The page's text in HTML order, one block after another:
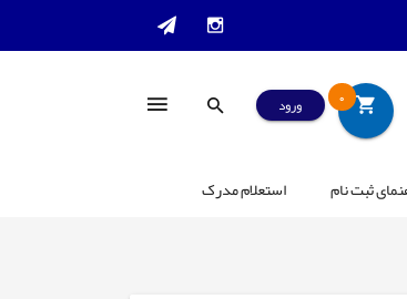
0 ورود
ثبت نام استعلام مدرک